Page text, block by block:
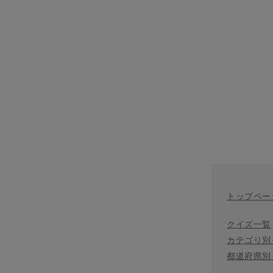
トップペー
クイズ一覧
カテゴリ
都道府県